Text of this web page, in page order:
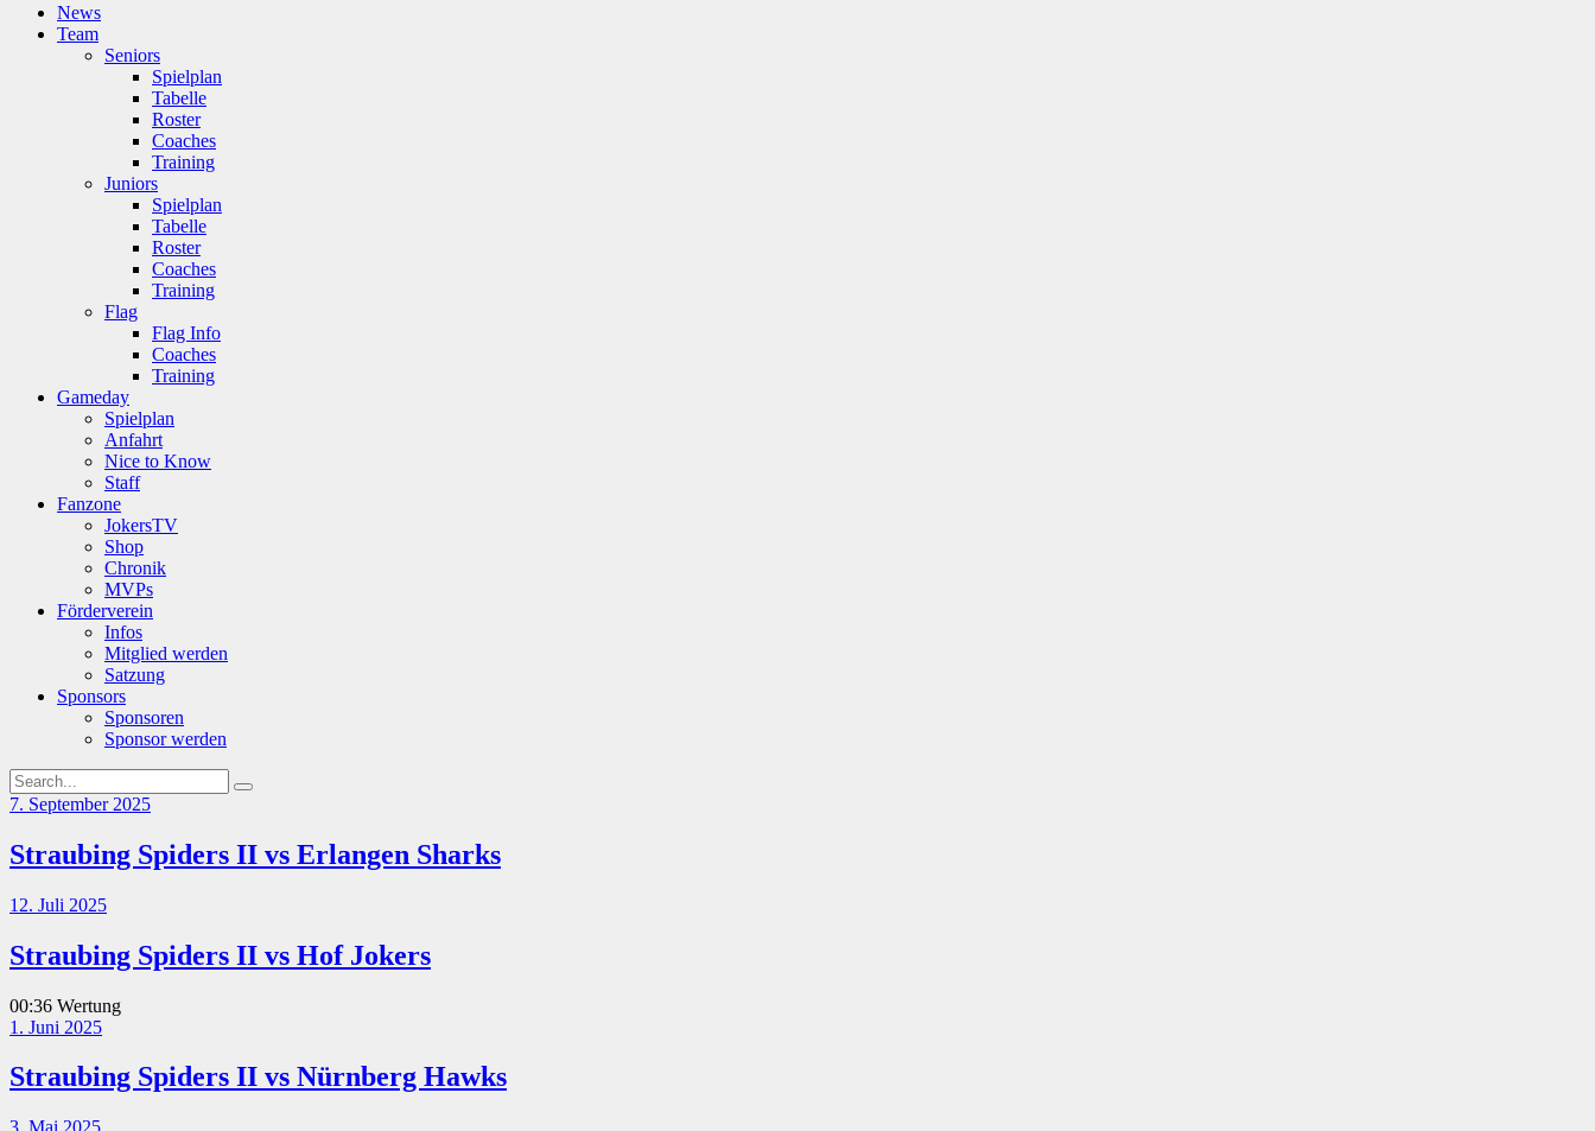
News
Team
Seniors
Spielplan
Tabelle
Roster
Coaches
Training
Juniors
Spielplan
Tabelle
Roster
Coaches
Training
Flag
Flag Info
Coaches
Training
Gameday
Spielplan
Anfahrt
Nice to Know
Staff
Fanzone
JokersTV
Shop
Chronik
MVPs
Förderverein
Infos
Mitglied werden
Satzung
Sponsors
Sponsoren
Sponsor werden
7. September 2025
Straubing Spiders II vs Erlangen Sharks
12. Juli 2025
Straubing Spiders II vs Hof Jokers
00:36 Wertung
1. Juni 2025
Straubing Spiders II vs Nürnberg Hawks